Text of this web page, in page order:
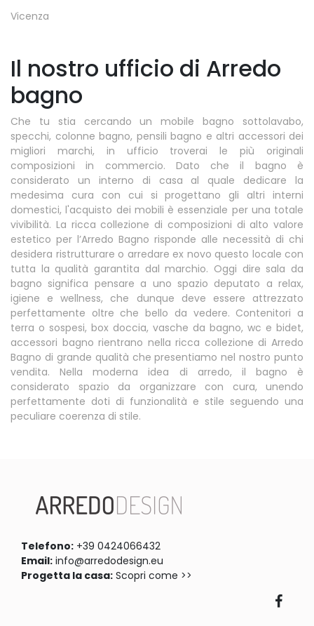
Vicenza
Il nostro ufficio di Arredo
bagno
Che tu stia cercando un mobile bagno sottolavabo,
specchi, colonne bagno, pensili bagno e altri accessori dei
migliori marchi, in ufficio troverai le più originali
composizioni in commercio. Dato che il bagno è
considerato un interno di casa al quale dedicare la
medesima cura con cui si progettano gli altri interni
domestici, l'acquisto dei mobili è essenziale per una totale
vivibilità. La ricca collezione di composizioni di alto valore
estetico per l’Arredo Bagno risponde alle necessità di chi
desidera ristrutturare o arredare ex novo questo locale con
tutta la qualità garantita dal marchio. Oggi dire sala da
bagno significa pensare a uno spazio deputato a relax,
igiene e wellness, che dunque deve essere attrezzato
perfettamente oltre che bello da vedere. Contenitori a
terra o sospesi, box doccia, vasche da bagno, wc e bidet,
accessori bagno rientrano nella ricca collezione di Arredo
Bagno di grande qualità che presentiamo nel nostro punto
vendita. Nella moderna idea di arredo, il bagno è
considerato spazio da organizzare con cura, unendo
perfettamente doti di funzionalità e stile seguendo una
peculiare coerenza di stile.
Telefono: +39 0424066432
Email: info@arredodesign.eu
Progetta la casa: Scopri come >>